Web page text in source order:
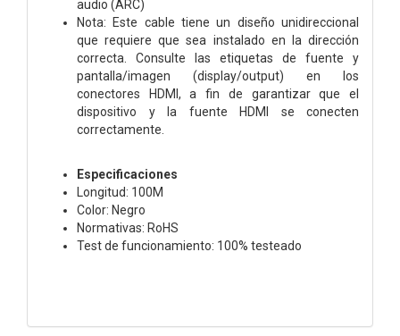
audio (ARC)
Nota: Este cable tiene un diseño unidireccional
que requiere que sea instalado en la dirección
correcta. Consulte las etiquetas de fuente y
pantalla/imagen (display/output) en los
conectores HDMI, a fin de garantizar que el
dispositivo y la fuente HDMI se conecten
correctamente.
Especificaciones
Longitud: 100M
Color: Negro
Normativas: RoHS
Test de funcionamiento: 100% testeado